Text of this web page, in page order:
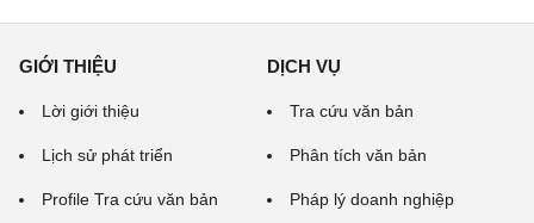
GIỚI THIỆU
Lời giới thiệu
Lịch sử phát triển
Profile Tra cứu văn bản
DỊCH VỤ
Tra cứu văn bản
Phân tích văn bản
Pháp lý doanh nghiệp